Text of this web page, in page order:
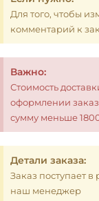
Для того, чтобы
комментарий к
Важно:
Стоимость
оформлении
сумму меньше
Детали заказа:
Заказ поступает в
наш менеджер